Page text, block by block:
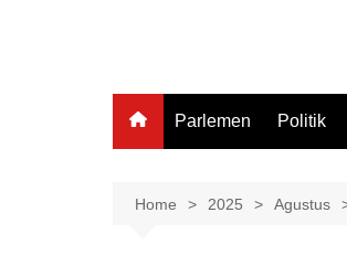
Parlemen Politik
Home 2025 Agustus